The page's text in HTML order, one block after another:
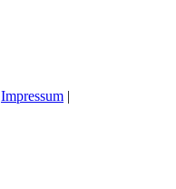
Impressum |